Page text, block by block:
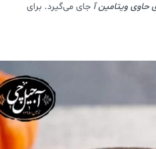
حاوی ویتامین آ جای می‌گیرد. برای